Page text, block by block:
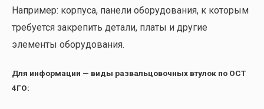
Например: корпуса, панели оборудования, к которым
требуется закрепить детали, платы и другие
элементы оборудования.
Для информации — виды развальцовочных втулок по ОСТ
4ГО: